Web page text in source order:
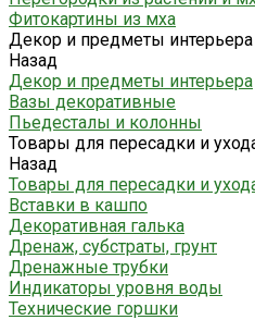
Фитокартины из мха
Декор и предметы интерьера
Назад
Декор и предметы интерьера
Вазы декоративные
Пьедесталы и колонны
Товары для пересадки и
Назад
Товары для пересадки и
Вставки в кашпо
Декоративная галька
Дренаж, субстраты, грунт
Дренажные трубки
Индикаторы уровня воды
Технические горшки